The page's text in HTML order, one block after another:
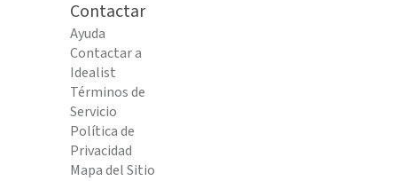
Contactar
Ayuda
Contactar a
Idealist
Términos de
Servicio
Política de
Privacidad
Mapa del Sitio